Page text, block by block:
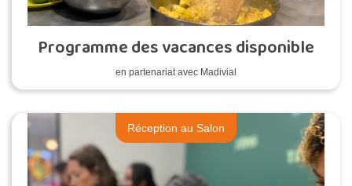
Programme des vacances disponible
en partenariat avec Madivial
Réception au Salon